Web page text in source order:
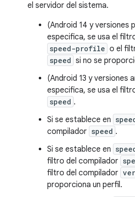
el servidor del sistema.
(Android 14 y versiones
especifica, se usa el
speed-profile o el
speed si no se
(Android 13 y versiones
especifica, se usa el
speed .
Si se establece en
compilador speed .
Si se establece en
filtro del compilador
filtro del compilador
proporciona un perfil.